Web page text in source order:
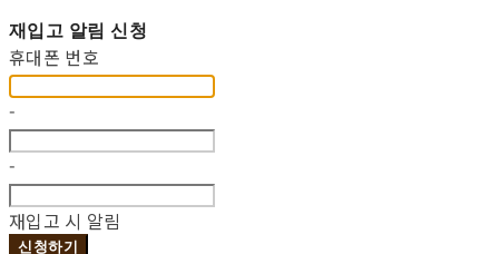
재입고 알림 신청
휴대폰 번호
-
-
재입고 시 알림
신청하기